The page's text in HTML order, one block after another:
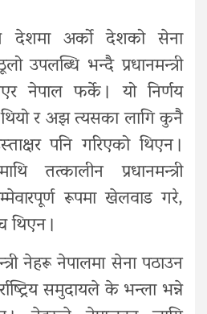
देशमा अर्को देशको सेना
उपलब्धि भन्दै प्रधानमन्त्री
नेपाल फर्के । यो निर्णय
र अझ त्यसका लागि कुनै
पनि गरिएको थिएन ।
तत्कालीन प्रधानमन्त्री
रूपमा खेलवाड गरे,
।
नेहरू नेपालमा सेना पठाउन
समुदायले के भन्ला भन्ने